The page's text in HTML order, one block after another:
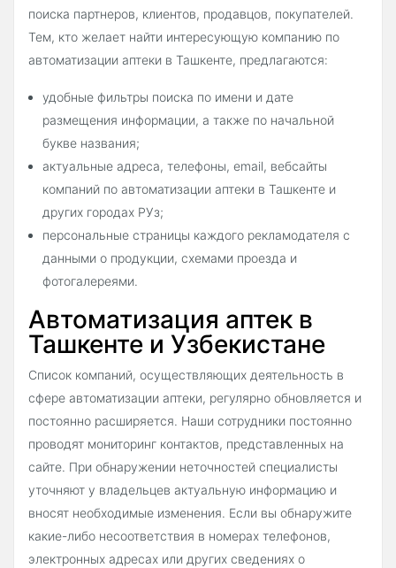
поиска партнеров, клиентов, продавцов, покупателей.
Тем, кто желает найти интересующую компанию по
автоматизации аптеки в Ташкенте, предлагаются:
удобные фильтры поиска по имени и дате
размещения информации, а также по начальной
букве названия;
актуальные адреса, телефоны, email, вебсайты
компаний по автоматизации аптеки в Ташкенте и
других городах РУз;
персональные страницы каждого рекламодателя с
данными о продукции, схемами проезда и
фотогалереями.
Автоматизация аптек в
Ташкенте и Узбекистане
Список компаний, осуществляющих деятельность в
сфере автоматизации аптеки, регулярно обновляется и
постоянно расширяется. Наши сотрудники постоянно
проводят мониторинг контактов, представленных на
сайте. При обнаружении неточностей специалисты
уточняют у владельцев актуальную информацию и
вносят необходимые изменения. Если вы обнаружите
какие-либо несоответствия в номерах телефонов,
электронных адресах или других сведениях о